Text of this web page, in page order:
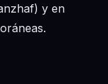
y en